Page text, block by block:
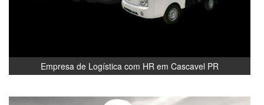
Empresa de Logística com HR em Cascavel PR